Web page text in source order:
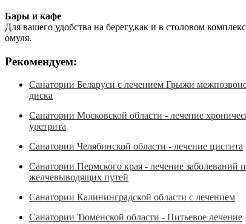
Бары и кафе
Для вашего удобства на берегу,как и в столовом
омуля.
Рекомендуем:
Санатории Беларуси с лечением Грыжи
диска
Санатории Московской области - лечение
уретрита
Санатории Челябинской области - лечение цистита
Санатории Пермского края - лечение заболеваний
желчевыводящих путей
Санатории Калининградской области с лечением
Санатории Тюменской области - Питьевое лечение